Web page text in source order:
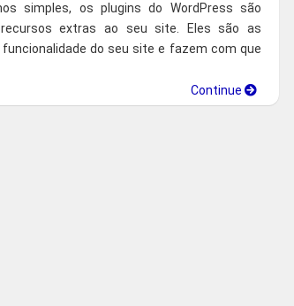
simples, os plugins do WordPress são
extras ao seu site. Eles são as
do seu site e fazem com que
Continue